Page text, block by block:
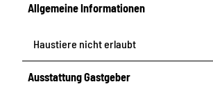
Allgemeine Informationen
Haustiere nicht erlaubt
Ausstattung Gastgeber